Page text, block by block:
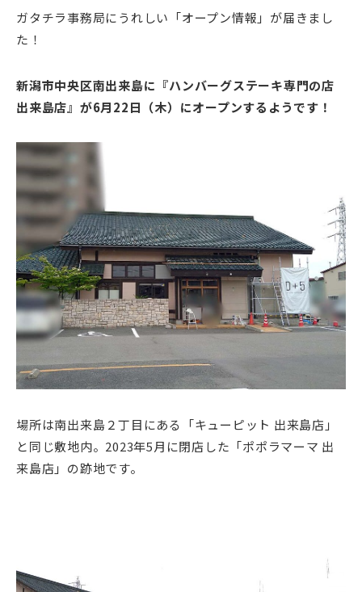
ガタチラ事務局にうれしい「オープン情報」が届きまし
た！
新潟市中央区南出来島に『ハンバーグステーキ専門の店
出来島店』が6月22日（木）にオープンするようです！
場所は南出来島２丁目にある「キューピット 出来島店」
と同じ敷地内。2023年5月に閉店した「ポポラマーマ 出
来島店」の跡地です。